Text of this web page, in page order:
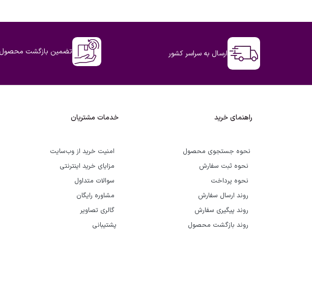
ارسال به سراسر کشور تضمین بازگشت محصول
راهنمای خرید
نحوه جستجوی محصول
نحوه ثبت سفارش
نحوه پرداخت
روند ارسال سفارش
روند پیگیری سفارش
روند بازگشت محصول
خدمات مشتریان
امنیت خرید از وب‌سایت
مزایای خرید اینترنتی
سوالات متداول
مشاوره رایگان
گالری تصاویر
پشتیبانی